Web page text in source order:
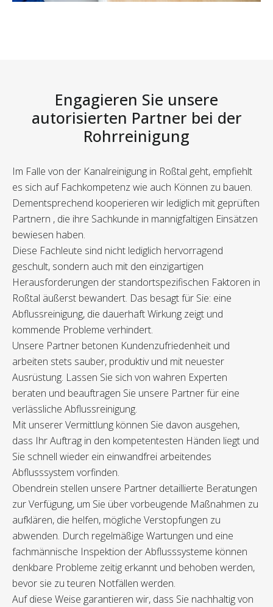
Engagieren Sie unsere
autorisierten Partner bei der
Rohrreinigung
Im Falle von der Kanalreinigung in Roßtal geht, empfiehlt
es sich auf Fachkompetenz wie auch Können zu bauen.
Dementsprechend kooperieren wir lediglich mit geprüften
Partnern , die ihre Sachkunde in mannigfaltigen Einsätzen
bewiesen haben.
Diese Fachleute sind nicht lediglich hervorragend
geschult, sondern auch mit den einzigartigen
Herausforderungen der standortspezifischen Faktoren in
Roßtal äußerst bewandert. Das besagt für Sie: eine
Abflussreinigung, die dauerhaft Wirkung zeigt und
kommende Probleme verhindert.
Unsere Partner betonen Kundenzufriedenheit und
arbeiten stets sauber, produktiv und mit neuester
Ausrüstung. Lassen Sie sich von wahren Experten
beraten und beauftragen Sie unsere Partner für eine
verlässliche Abflussreinigung.
Mit unserer Vermittlung können Sie davon ausgehen,
dass Ihr Auftrag in den kompetentesten Händen liegt und
Sie schnell wieder ein einwandfrei arbeitendes
Abflusssystem vorfinden.
Obendrein stellen unsere Partner detaillierte Beratungen
zur Verfügung, um Sie über vorbeugende Maßnahmen zu
aufklären, die helfen, mögliche Verstopfungen zu
abwenden. Durch regelmäßige Wartungen und eine
fachmännische Inspektion der Abflusssysteme können
denkbare Probleme zeitig erkannt und behoben werden,
bevor sie zu teuren Notfällen werden.
Auf diese Weise garantieren wir, dass Sie nachhaltig von